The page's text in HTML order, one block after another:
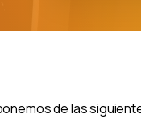
de las